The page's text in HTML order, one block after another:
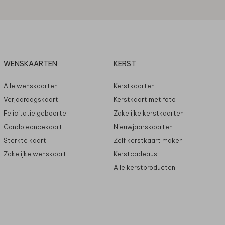
WENSKAARTEN
Alle wenskaarten
Verjaardagskaart
Felicitatie geboorte
Condoleancekaart
Sterkte kaart
Zakelijke wenskaart
KERST
Kerstkaarten
Kerstkaart met foto
Zakelijke kerstkaarten
Nieuwjaarskaarten
Zelf kerstkaart maken
Kerstcadeaus
Alle kerstproducten